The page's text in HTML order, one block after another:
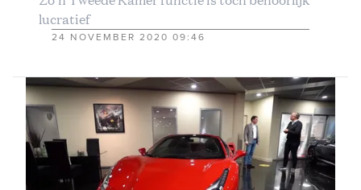
lucratief
24 NOVEMBER 2020 09:46